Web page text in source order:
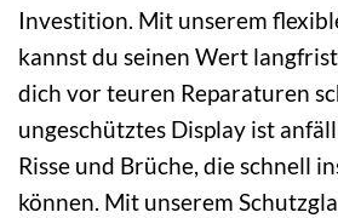
Investition. Mit unserem
kannst du seinen Wert
dich vor teuren Reparaturen
ungeschütztes Display ist
Risse und Brüche, die schnell
können. Mit unserem